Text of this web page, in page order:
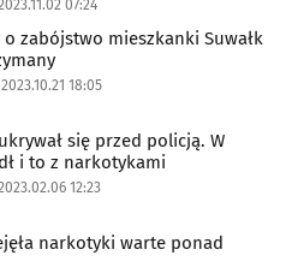
07:24
zabójstwo mieszkanki Suwałk
2023.10.21 18:05
się przed policją. W
i to z narkotykami
12:23
narkotyki warte ponad